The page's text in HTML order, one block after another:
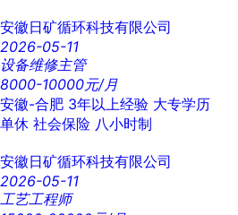
安徽日矿循环科技有限公司
2026-05-11
设备维修主管
8000-10000元/月
安徽-合肥 3年以上经验 大专学历
单休 社会保险 八小时制
安徽日矿循环科技有限公司
2026-05-11
工艺工程师